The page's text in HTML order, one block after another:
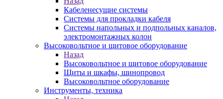
Кабеленесущие системы
Системы для прокладки кабеля
Системы напольных и подпольных каналов,
электромонтажных колон
Высоковольтное и щитовое оборудование
Назад
Высоковольтное и щитовое оборудование
Щиты и шкафы, шинопровод
Высоковольтное оборудование
Инструменты, техника